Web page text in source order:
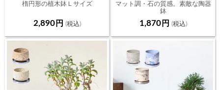
楕円形の植木鉢Ｌサイズ
2,890
マット調・石の質感。素敵な陶器
鉢
（12.5ｃｍ）
1,870